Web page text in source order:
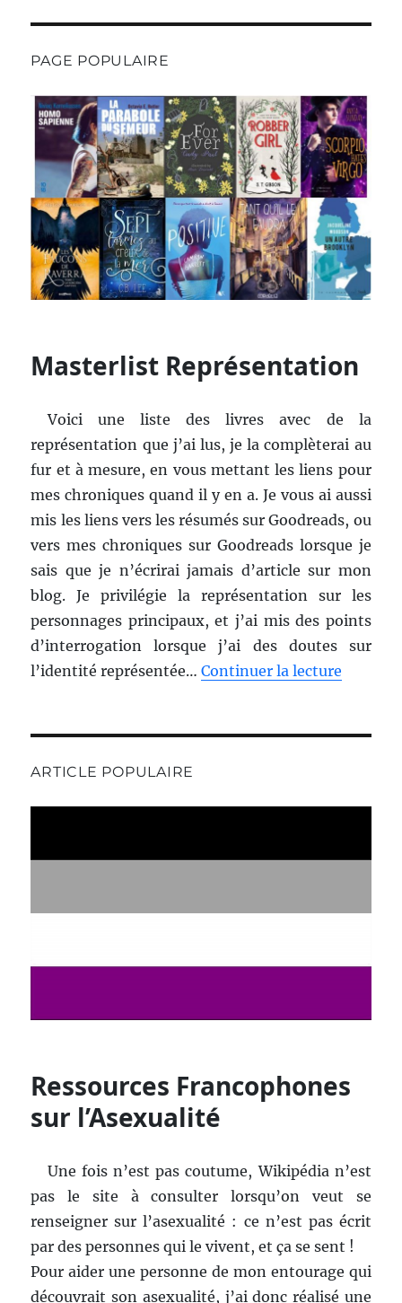
PAGE POPULAIRE
Masterlist Représentation
Voici une liste des livres avec de la
représentation que j’ai lus, je la complèterai au
fur et à mesure, en vous mettant les liens pour
mes chroniques quand il y en a. Je vous ai aussi
mis les liens vers les résumés sur Goodreads, ou
vers mes chroniques sur Goodreads lorsque je
sais que je n’écrirai jamais d’article sur mon
blog. Je privilégie la représentation sur les
personnages principaux, et j’ai mis des points
d’interrogation lorsque j’ai des doutes sur
l’identité représentée…Continuer la lecture
ARTICLE POPULAIRE
Ressources Francophones
sur l’Asexualité
Une fois n’est pas coutume, Wikipédia n’est
pas le site à consulter lorsqu’on veut se
renseigner sur l’asexualité : ce n’est pas écrit
par des personnes qui le vivent, et ça se sent !
Pour aider une personne de mon entourage qui
découvrait son asexualité, j’ai donc réalisé une